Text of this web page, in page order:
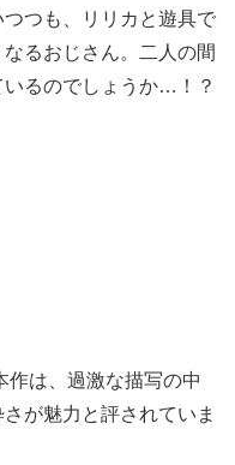
つも、リリカと遊具で
るおじさん。二人の間
るのでしょうか…！？
作は、過激な描写の中
が魅力と評されていま